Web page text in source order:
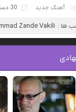
آهنگ جدید 30 دسامبر 2024
ها : Zande Vakili